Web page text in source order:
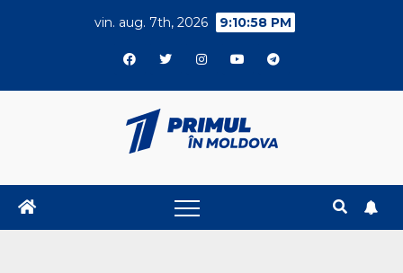
vin. aug. 7th, 2026 9:10:59 PM